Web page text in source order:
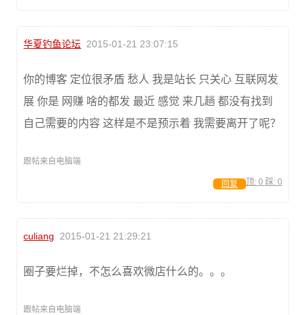
华夏钓鱼论坛 2015-01-21 23:07:15
你的博客 定位很矛盾 愁人 我是站长 只关心 互联网发
展 你是 网赚 啥的都发 最近 感觉 来几趟 都没有找到
自己需要的内容 这样是不是预示着 我需要离开了呢？
跟帖来自电脑端
顶: 0 踩: 0
回复
culiang 2015-01-21 21:29:21
圈子要烂掉，不怎么喜欢微店什么的。。。
跟帖来自电脑端